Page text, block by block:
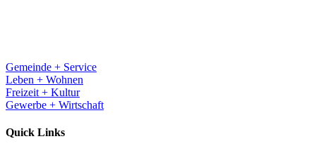
Gemeinde + Service
Leben + Wohnen
Freizeit + Kultur
Gewerbe + Wirtschaft
Quick Links